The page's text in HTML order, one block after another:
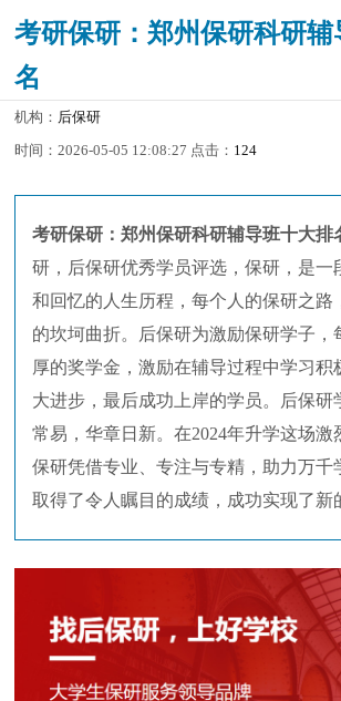
考研保研：郑州保研科研
名
机构： 后保研
时间：2026-05-05 12:08:27 点击： 124
考研保研：郑州保研科研辅导班十大排
研，后保研优秀学员评选，保研，是一
和回忆的人生历程，每个人的保研之路
的坎坷曲折。后保研为激励保研学子，
厚的奖学金，激励在辅导过程中学习积
大进步，最后成功上岸的学员。后保研
常易，华章日新。在2024年升学这场激
保研凭借专业、专注与专精，助力万千
取得了令人瞩目的成绩，成功实现了新